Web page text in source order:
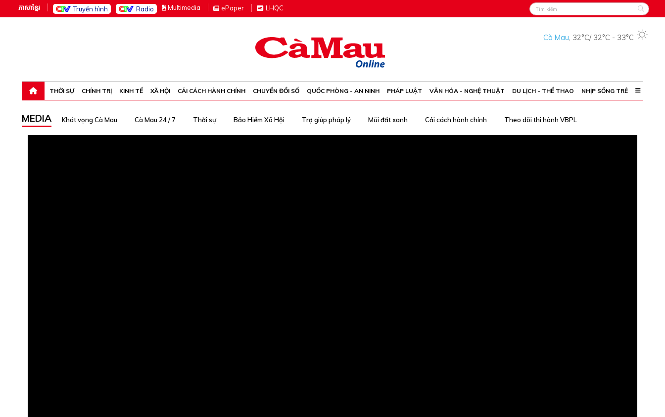
ភាសាខ្មែរ Truyền hình Radio Multimedia ePaper LHQC
Cà Mau, 32°C/ 32°C - 33°C
THỜI SỰ CHÍNH TRỊ KINH TẾ XÃ HỘI CẢI CÁCH HÀNH CHÍNH CHUYỂN ĐỔI SỐ QUỐC PHÒNG - AN NINH PHÁP LUẬT VĂN HÓA - NGHỆ THUẬT DU LỊCH - THỂ THAO NHỊP SỐNG TRẺ
MEDIA Khát vọng Cà Mau Cà Mau 24 / 7 Thời sự Bảo Hiểm Xã Hội Trợ giúp pháp lý Mũi đất xanh Cải cách hành chính Theo dõi thi hành VBPL